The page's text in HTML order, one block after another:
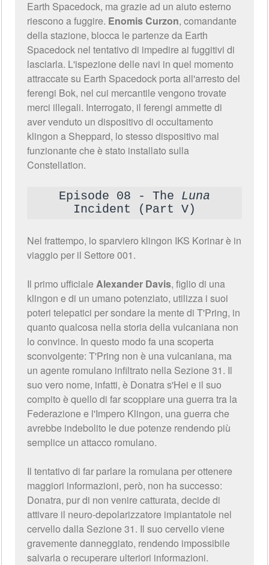
Earth Spacedock, ma grazie ad un aiuto esterno
riescono a fuggire. Enomis Curzon, comandante
della stazione, blocca le partenze da Earth
Spacedock nel tentativo di impedire ai fuggitivi di
lasciarla. L'ispezione delle navi in quel momento
attraccate su Earth Spacedock porta all'arresto del
ferengi Bok, nel cui mercantile vengono trovate
merci illegali. Interrogato, il ferengi ammette di
aver venduto un dispositivo di occultamento
klingon a Sheppard, lo stesso dispositivo mal
funzionante che è stato installato sulla
Constellation.
Episode 08 - The Luna
Incident (Part V)
Nel frattempo, lo sparviero klingon IKS Korinar è in
viaggio per il Settore 001.
Il primo ufficialeAlexander Davis, figlio di una
klingon e di un umano potenziato, utilizza i suoi
poteri telepatici per sondare la mente di T'Pring, in
quanto qualcosa nella storia della vulcaniana non
lo convince. In questo modo fa una scoperta
sconvolgente: T'Pring non è una vulcaniana, ma
un agente romulano infiltrato nella Sezione 31. Il
suo vero nome, infatti, è Donatra s'Hei e il suo
compito è quello di far scoppiare una guerra tra la
Federazione e l'Impero Klingon, una guerra che
avrebbe indebolito le due potenze rendendo più
semplice un attacco romulano.
Il tentativo di far parlare la romulana per ottenere
maggiori informazioni, però, non ha successo:
Donatra, pur di non venire catturata, decide di
attivare il neuro-depolarizzatore impiantatole nel
cervello dalla Sezione 31. Il suo cervello viene
gravemente danneggiato, rendendo impossibile
salvarla o recuperare ulteriori informazioni.